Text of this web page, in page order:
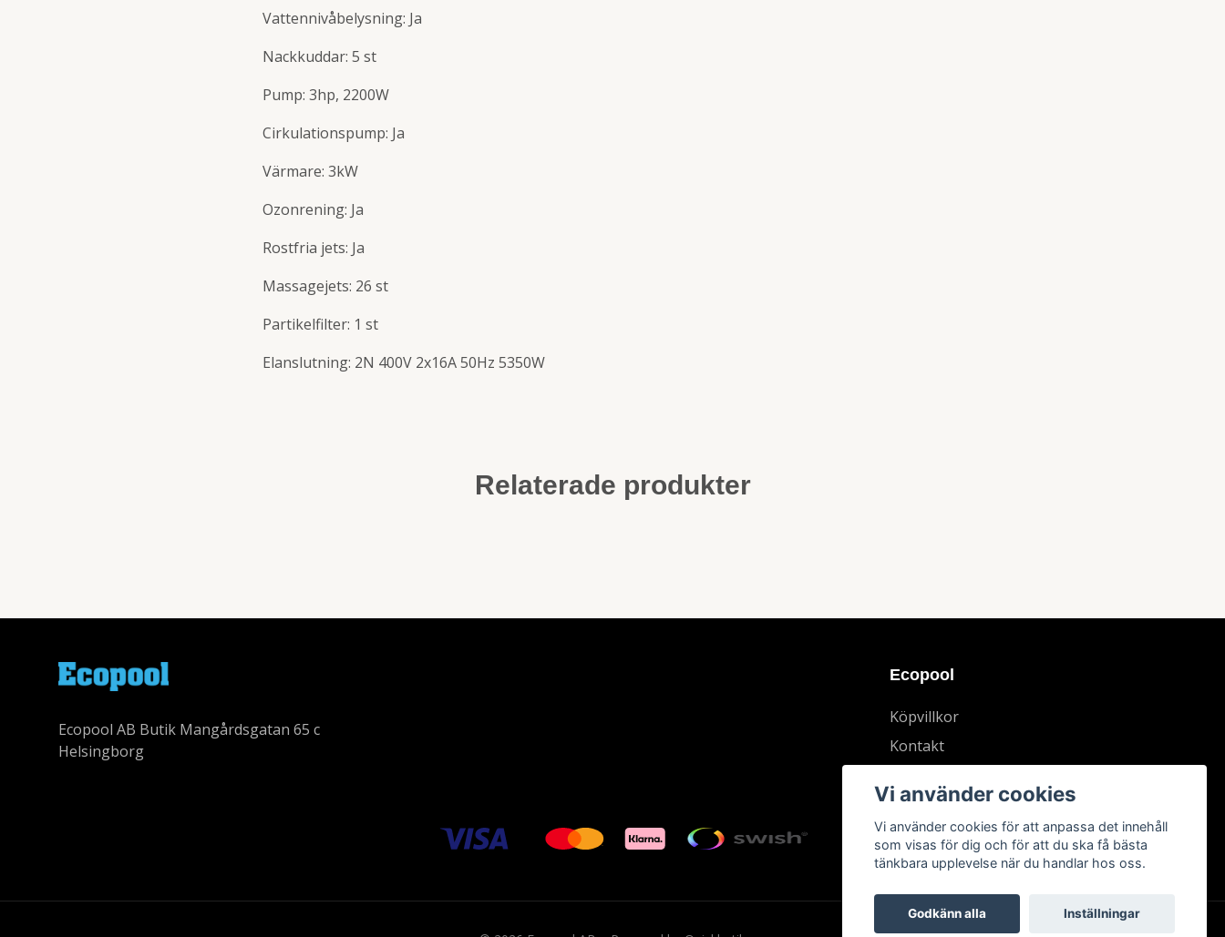
Vattennivåbelysning: Ja
Nackkuddar: 5 st
Pump: 3hp, 2200W
Cirkulationspump: Ja
Värmare: 3kW
Ozonrening: Ja
Rostfria jets: Ja
Massagejets: 26 st
Partikelfilter: 1 st
Elanslutning: 2N 400V 2x16A 50Hz 5350W
Relaterade produkter
Ecopool AB Butik Mangårdsgatan 65 c
Helsingborg
Ecopool
Köpvillkor
Kontakt
Vi använder cookies
Vi använder cookies för att anpassa det innehåll
som visas för dig och för att du ska få bästa
tänkbara upplevelse när du handlar hos oss.
Godkänn alla Inställningar